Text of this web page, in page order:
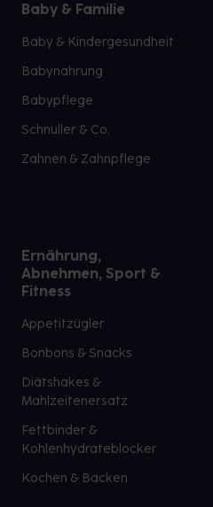
Baby & Familie
Baby & Kindergesundheit
Babynahrung
Babypflege
Schnuller & Co.
Zahnen & Zahnpflege
Ernährung,
Abnehmen, Sport &
Fitness
Appetitzügler
Bonbons & Snacks
Diätshakes &
Mahlzeitenersatz
Fettbinder &
Kohlenhydrateblocker
Kochen & Backen